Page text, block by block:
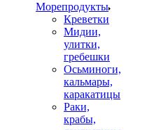
Морепродукты
Креветки
Мидии,
улитки,
гребешки
Осьминоги,
кальмары,
каракатицы
Раки,
крабы,